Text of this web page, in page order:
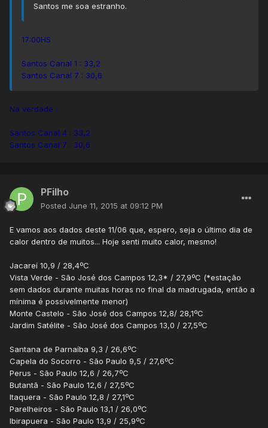
Santos me soa estranho.
17:00HS
Santos Canal 1 : 33,2
Santos Canal 7 : 30,6
Na verdade :
Santos Canal 4 : 33,2
Santos Canal 7 : 30,6
PFilho
Posted June 11, 2015 at 09:12 PM
E vamos aos dados deste 11/06 que, espero, seja o último dia de
calor dentro de muitos... Hoje senti muito calor, mesmo!
Jacareí 10,9 / 28,4ºC
Vista Verde - São José dos Campos 12,3* / 27,9ºC (*estação
sem dados durante muitas horas no final da madrugada, então a
mínima é possivelmente menor)
Monte Castelo - São José dos Campos 12,8/ 28,1ºC
Jardim Satélite - São José dos Campos 13,0 / 27,5ºC
Santana de Parnaíba 9,3 / 26,6ºC
Capela do Socorro - São Paulo 9,5 / 27,6ºC
Perus - São Paulo 12,6 / 26,7ºC
Butantã - São Paulo 12,6 / 27,5ºC
Itaquera - São Paulo 12,8 / 27,1ºC
Parelheiros - São Paulo 13,1 / 26,0ºC
Ibirapuera - São Paulo 13,9 / 25,9ºC